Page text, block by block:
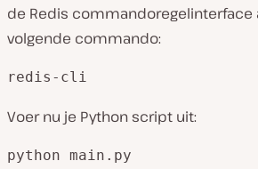
de Redis commandoregelinterface
volgende commando:
redis-cli
Voer nu je Python script uit:
python main.py